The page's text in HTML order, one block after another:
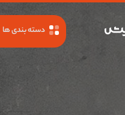
دسته بندی ها